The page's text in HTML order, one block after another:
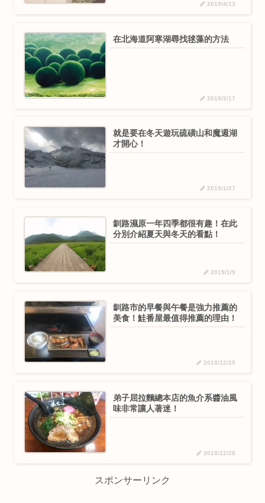
2019/4/13
在北海道阿寒湖尋找毬藻的方法
2019/3/17
就是要在冬天遊玩硫磺山和魔週湖
才開心！
2019/1/27
釧路濕原一年四季都很有趣！在此
分別介紹夏天與冬天的看點！
2019/1/9
釧路市的早餐與午餐是強力推薦的
美食！鮭番屋最值得推薦的理由！
2018/12/29
弟子屈拉麵總本店的魚介系醬油風
味非常讓人著迷！
2018/12/28
スポンサーリンク